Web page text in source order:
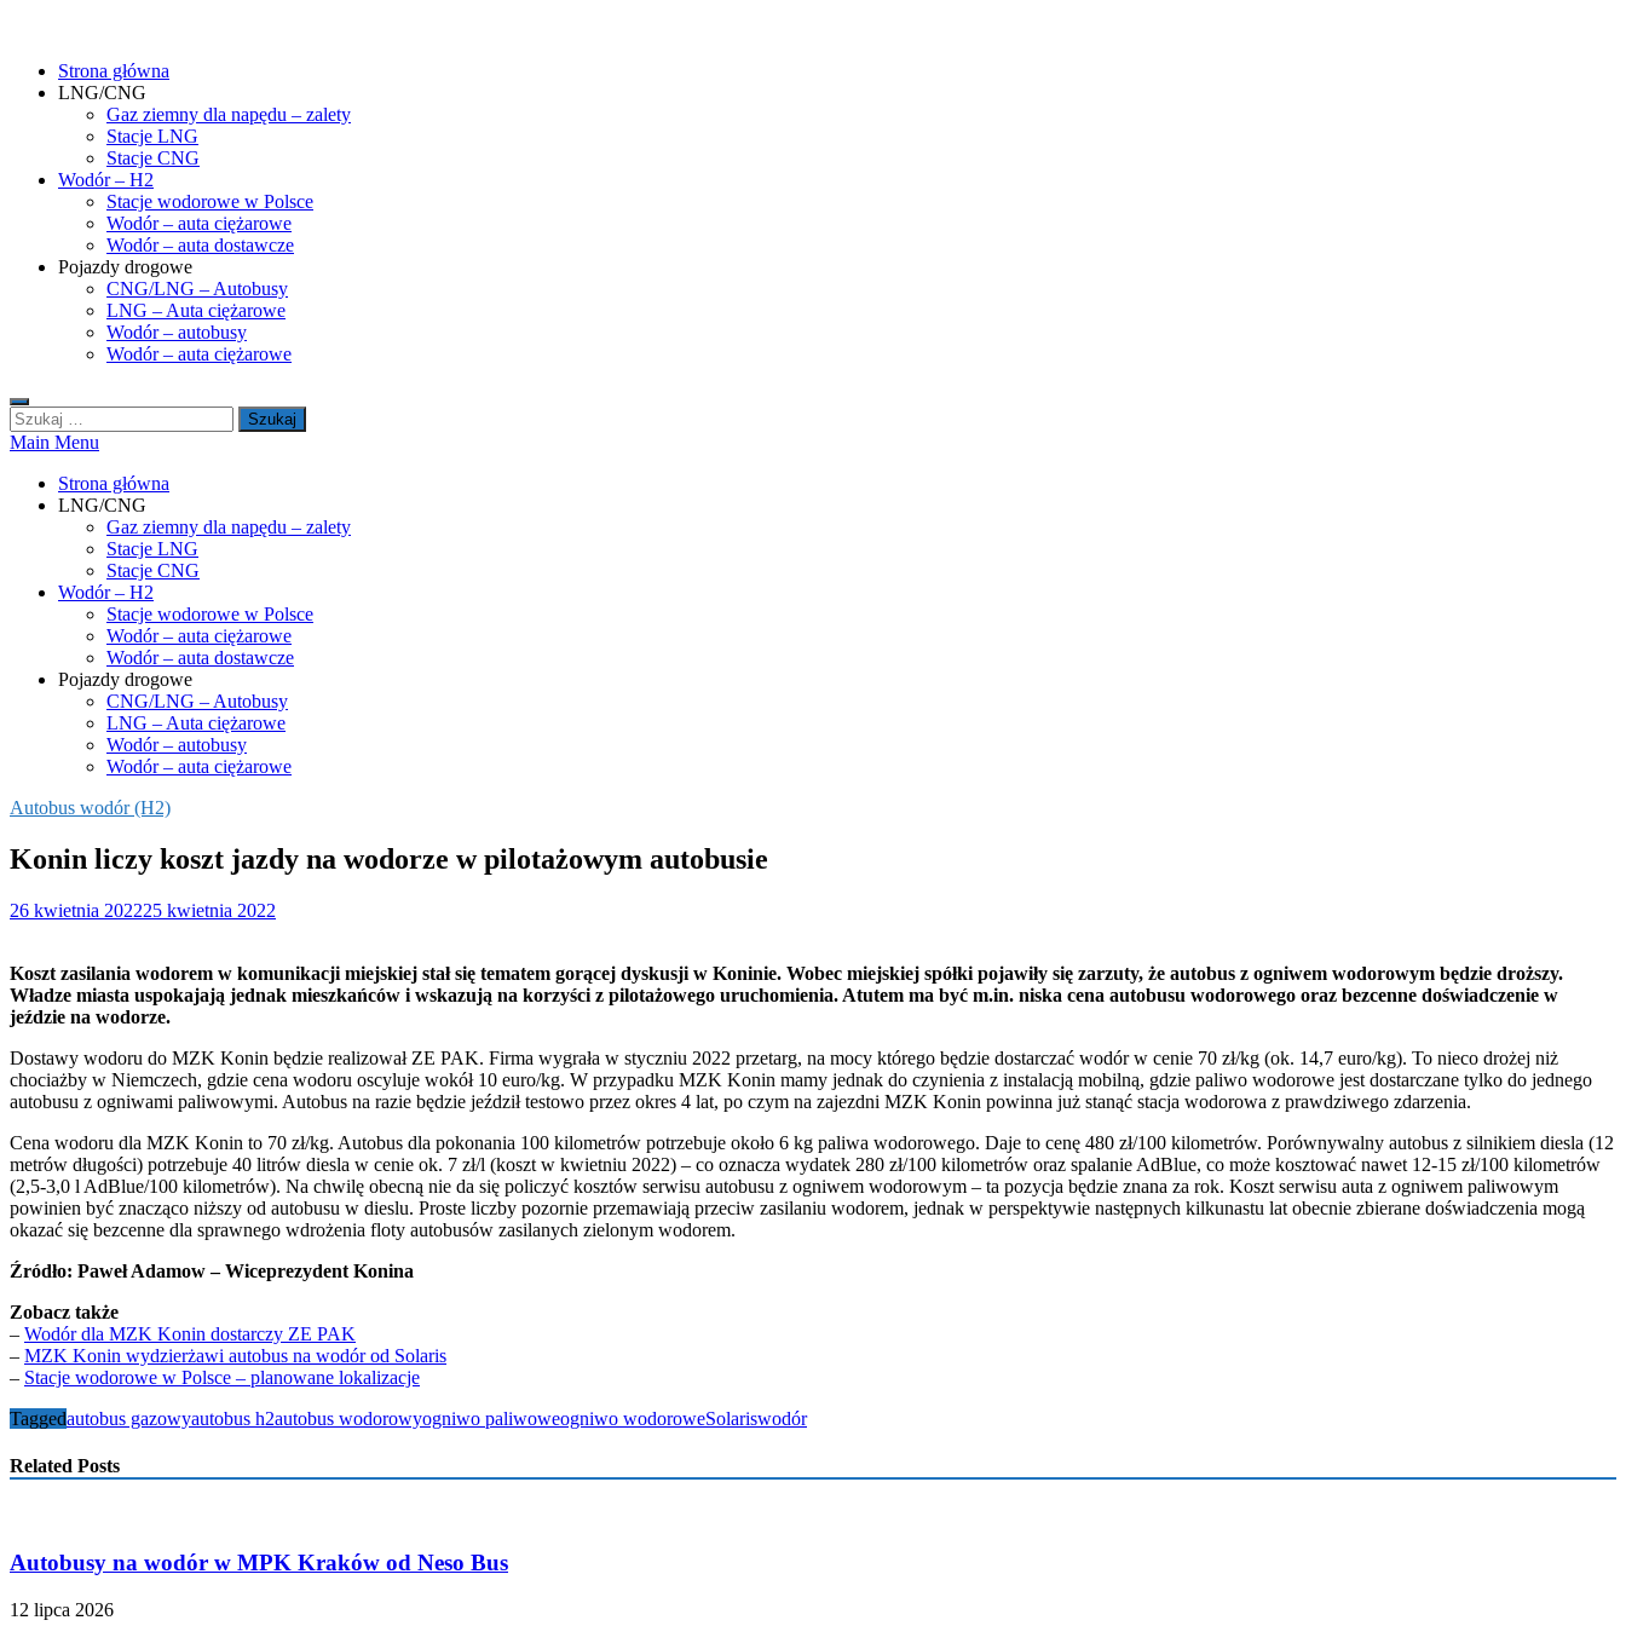
contentStrona główna
LNG/CNG
Gaz ziemny dla napędu – zalety
Stacje LNG
Stacje CNG
Wodór – H2
Stacje wodorowe w Polsce
Wodór – auta ciężarowe
Wodór – auta dostawcze
Pojazdy drogowe
CNG/LNG – Autobusy
LNG – Auta ciężarowe
Wodór – autobusy
Wodór – auta ciężarowe
Szukaj:
Main Menu
Strona główna
LNG/CNG
Gaz ziemny dla napędu – zalety
Stacje LNG
Stacje CNG
Wodór – H2
Stacje wodorowe w Polsce
Wodór – auta ciężarowe
Wodór – auta dostawcze
Pojazdy drogowe
CNG/LNG – Autobusy
LNG – Auta ciężarowe
Wodór – autobusy
Wodór – auta ciężarowe
Autobus wodór (H2)
Konin liczy koszt jazdy na wodorze w pilotażowym autobusie
26 kwietnia 202225 kwietnia 2022
Koszt zasilania wodorem w komunikacji miejskiej stał się tematem gorącej dyskusji w Koninie. Wobec miejskiej spółki pojawiły się zarzuty, że autobus z ogniwem wodorowym będzie droższy.
Władze miasta uspokajają jednak mieszkańców i wskazują na korzyści z pilotażowego uruchomienia. Atutem ma być m.in. niska cena autobusu wodorowego oraz bezcenne doświadczenie w
jeździe na wodorze.
Dostawy wodoru do MZK Konin będzie realizował ZE PAK. Firma wygrała w styczniu 2022 przetarg, na mocy którego będzie dostarczać wodór w cenie 70 zł/kg (ok. 14,7 euro/kg). To nieco drożej niż
chociażby w Niemczech, gdzie cena wodoru oscyluje wokół 10 euro/kg. W przypadku MZK Konin mamy jednak do czynienia z instalacją mobilną, gdzie paliwo wodorowe jest dostarczane tylko do jednego
autobusu z ogniwami paliwowymi. Autobus na razie będzie jeździł testowo przez okres 4 lat, po czym na zajezdni MZK Konin powinna już stanąć stacja wodorowa z prawdziwego zdarzenia.
Cena wodoru dla MZK Konin to 70 zł/kg. Autobus dla pokonania 100 kilometrów potrzebuje około 6 kg paliwa wodorowego. Daje to cenę 480 zł/100 kilometrów. Porównywalny autobus z silnikiem diesla (12
metrów długości) potrzebuje 40 litrów diesla w cenie ok. 7 zł/l (koszt w kwietniu 2022) – co oznacza wydatek 280 zł/100 kilometrów oraz spalanie AdBlue, co może kosztować nawet 12-15 zł/100 kilometrów
(2,5-3,0 l AdBlue/100 kilometrów). Na chwilę obecną nie da się policzyć kosztów serwisu autobusu z ogniwem wodorowym – ta pozycja będzie znana za rok. Koszt serwisu auta z ogniwem paliwowym
powinien być znacząco niższy od autobusu w dieslu. Proste liczby pozornie przemawiają przeciw zasilaniu wodorem, jednak w perspektywie następnych kilkunastu lat obecnie zbierane doświadczenia mogą
okazać się bezcenne dla sprawnego wdrożenia floty autobusów zasilanych zielonym wodorem.
Źródło: Paweł Adamow – Wiceprezydent Konina
Zobacz także
– Wodór dla MZK Konin dostarczy ZE PAK
– MZK Konin wydzierżawi autobus na wodór od Solaris
– Stacje wodorowe w Polsce – planowane lokalizacje
Taggedautobus gazowyautobus h2autobus wodorowyogniwo paliwoweogniwo wodoroweSolariswodór
Related Posts
Autobusy na wodór w MPK Kraków od Neso Bus
12 lipca 2026